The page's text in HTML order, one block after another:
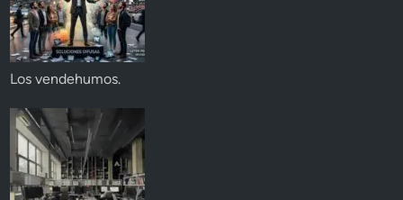
Los vendehumos.